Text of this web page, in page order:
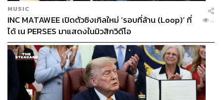
MUSIC
INC MATAWEE เปิดตัวซิงเกิลใหม่ ‘รอบที่ล้าน (Loop)’ ที่
ได้ เน PERSES มาแสดงในมิวสิกวิดีโอ
...